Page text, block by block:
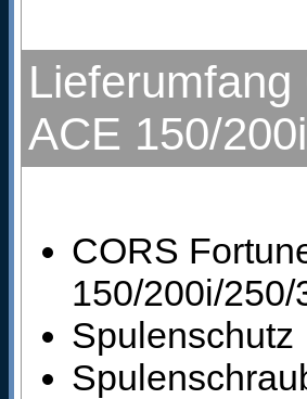
ACE 150/
CORS
150/200i/
Spulenschutz